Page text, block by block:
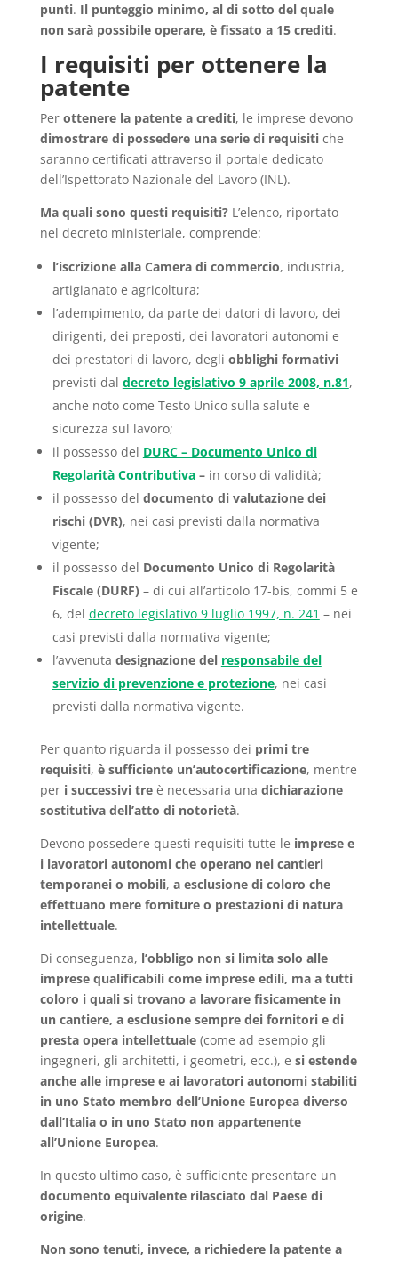
punti. Il punteggio minimo, al di sotto del quale
non sarà possibile operare, è fissato a 15 crediti.
I requisiti per ottenere la
patente
Per ottenere la patente a crediti, le imprese devono
dimostrare di possedere una serie di requisitiche
saranno certificati attraverso il portale dedicato
dell’Ispettorato Nazionale del Lavoro (INL).
Ma quali sono questi requisiti?L’elenco, riportato
nel decreto ministeriale, comprende:
l’iscrizione alla Camera di commercio, industria,
artigianato e agricoltura;
l’adempimento, da parte dei datori di lavoro, dei
dirigenti, dei preposti, dei lavoratori autonomi e
dei prestatori di lavoro, degli obblighi formativi
previsti dal decreto legislativo 9 aprile 2008, n.81,
anche noto come Testo Unico sulla salute e
sicurezza sul lavoro;
il possesso del DURC – Documento Unico di
Regolarità Contributiva –in corso di validità;
il possesso del documento di valutazione dei
rischi (DVR), nei casi previsti dalla normativa
vigente;
il possesso del Documento Unico di Regolarità
Fiscale (DURF) – di cui all’articolo 17-bis, commi 5 e
6, del decreto legislativo 9 luglio 1997, n. 241 – nei
casi previsti dalla normativa vigente;
l’avvenuta designazione del responsabile del
servizio di prevenzione e protezione, nei casi
previsti dalla normativa vigente.
Per quanto riguarda il possesso dei primi tre
requisiti, è sufficiente un’autocertificazione, mentre
per i successivi treè necessaria una dichiarazione
sostitutiva dell’atto di notorietà.
Devono possedere questi requisiti tutte le imprese e
i lavoratori autonomi che operano nei cantieri
temporanei o mobili, a esclusione di coloro che
effettuano mere forniture o prestazioni di natura
intellettuale.
Di conseguenza, l’obbligo non si limita solo alle
imprese qualificabili come imprese edili, ma a tutti
coloro i quali si trovano a lavorare fisicamente in
un cantiere, a esclusione sempre dei fornitori e di
presta opera intellettuale(come ad esempio gli
ingegneri, gli architetti, i geometri, ecc.), e si estende
anche alle imprese e ai lavoratori autonomi stabiliti
in uno Stato membro dell’Unione Europea diverso
dall’Italia o in uno Stato non appartenente
all’Unione Europea.
In questo ultimo caso, è sufficiente presentare un
documento equivalente rilasciato dal Paese di
origine.
Non sono tenuti, invece, a richiedere la patente a